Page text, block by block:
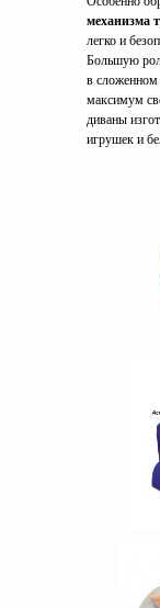
механизма
легко и
Большую
в сложенном
максимум
диваны
игрушек и